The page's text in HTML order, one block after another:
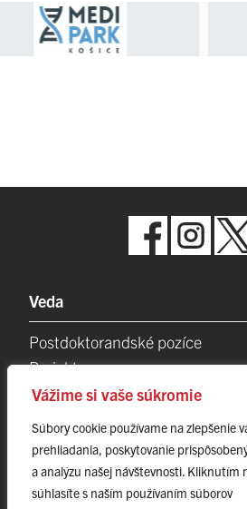
Vážime si vaše súkromie
Súbory cookie používame na zlepšenie
prehliadania, poskytovanie
a analýzu našej návštevnosti. Kliknutím
súhlasíte s naším používaním súborov
Veda
Postdoktorandské pozíce
Projekty
Špičkové tímy
Vedecké parky
Evidencia publikačnej činnosti
Habilitačné a vymenúvacie